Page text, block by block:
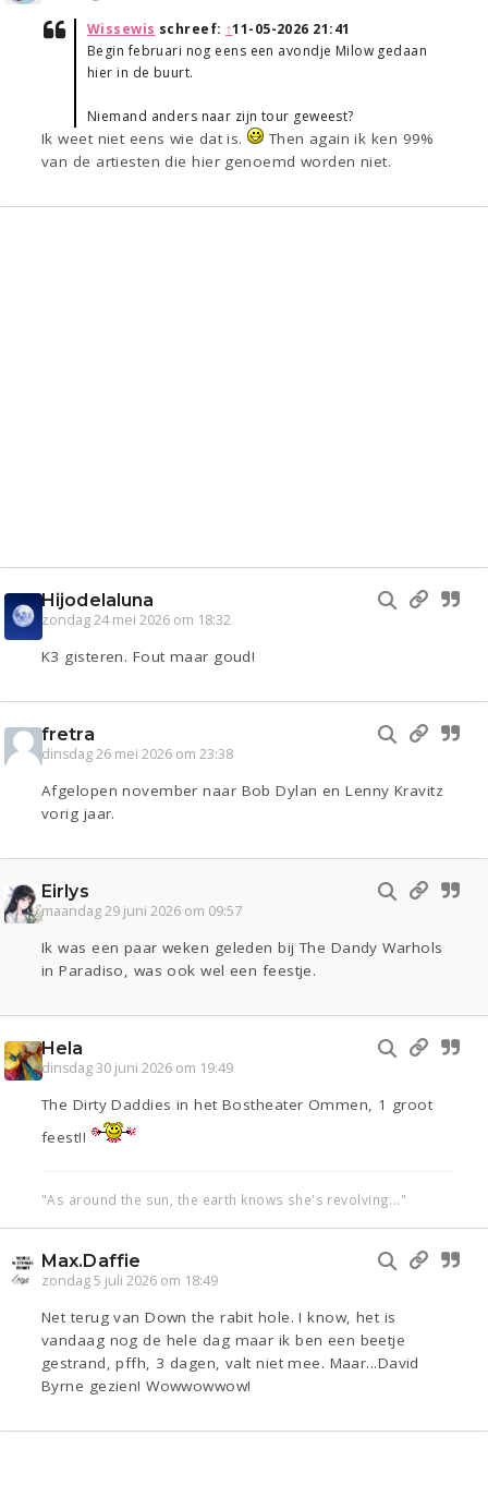
Wissewis schreef: ↑11-05-2026 21:41
Begin februari nog eens een avondje Milow gedaan
hier in de buurt.
Niemand anders naar zijn tour geweest?
Ik weet niet eens wie dat is.
Then again ik ken 99%
van de artiesten die hier genoemd worden niet.
Hijodelaluna
zondag 24 mei 2026 om 18:32
K3 gisteren. Fout maar goud!
fretra
dinsdag 26 mei 2026 om 23:38
Afgelopen november naar Bob Dylan en Lenny Kravitz
vorig jaar.
Eirlys
maandag 29 juni 2026 om 09:57
Ik was een paar weken geleden bij The Dandy Warhols
in Paradiso, was ook wel een feestje.
Hela
dinsdag 30 juni 2026 om 19:49
The Dirty Daddies in het Bostheater Ommen, 1 groot
feest!!
"As around the sun, the earth knows she's revolving..."
Max.Daffie
zondag 5 juli 2026 om 18:49
Net terug van Down the rabit hole. I know, het is
vandaag nog de hele dag maar ik ben een beetje
gestrand, pffh, 3 dagen, valt niet mee. Maar...David
Byrne gezien! Wowwowwow!